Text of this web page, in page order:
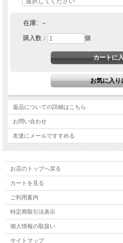
在庫: －
購入数： 個
返品についての詳細はこちら
お問い合わせ
友達にメールですすめる
お店のトップへ戻る
カートを見る
ご利用案内
特定商取引法表示
個人情報の取扱い
サイトマップ